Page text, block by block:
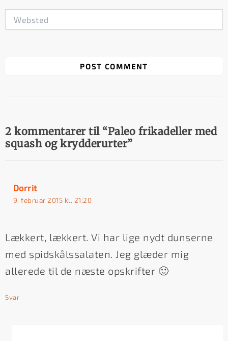
2 kommentarer til “Paleo frikadeller med
squash og krydderurter”
Dorrit
9. februar 2015 kl. 21:20
Lækkert, lækkert. Vi har lige nydt dunserne
med spidskålssalaten. Jeg glæder mig
allerede til de næste opskrifter 🙂
Svar